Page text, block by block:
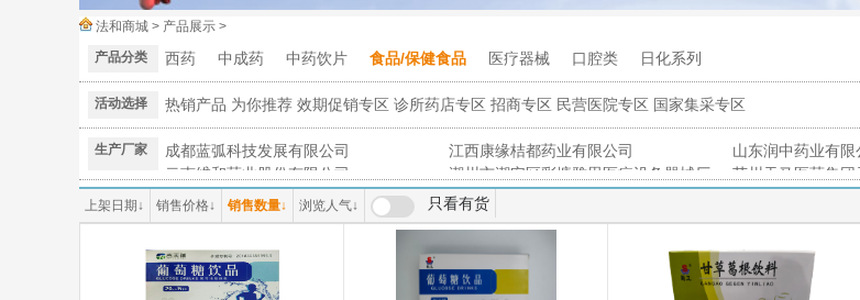
法和商城 > 产品展示 >
产品分类
西药 中成药 中药饮片 食品/保健食品 医疗器械 口腔类 日化系列
活动选择 热销产品 为你推荐 效期促销专区 诊所药店专区 招商专区 民营医院专区 国家集采专区
生产厂家 成都蓝弧科技发展有限公司 江西康缘桔都药业有限公司 山东润中药业有限
云南维和药业股份有限公司
潮州市潮安区彩塘雅思医疗设备器械厂
（原河南省宛西制药股份有限公司
|上海灯泡三厂
3M日本有限公司（代理人:明尼苏达矿业制造（上海）国际贸易有限公司）
3M中国有限公司
A.Menarini.Manufacturing Logistics and Seryices S.r.l
aaaa100 Abbott Biologicals
Abbott Healthcare SAS
AbbottHeaLthcareProductsB、V ALCON CUSI .s.a
上架日期 ↓ 销售价格↓ 销售数量↓ 浏览人气↓ 只看有货